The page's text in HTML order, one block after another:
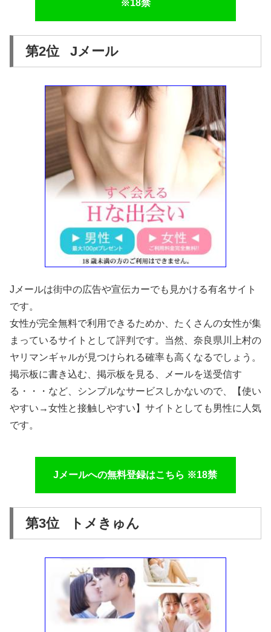
※18禁
第2位 Jメール
Jメールは街中の広告や宣伝カーでも見かける有名サイト
です。
女性が完全無料で利用できるためか、たくさんの女性が集
まっているサイトとして評判です。当然、奈良県川上村の
ヤリマンギャルが見つけられる確率も高くなるでしょう。
掲示板に書き込む、掲示板を見る、メールを送受信す
る・・・など、シンプルなサービスしかないので、【使い
やすい→女性と接触しやすい】サイトとしても男性に人気
です。
Jメールへの無料登録はこちら ※18禁
第3位 トメきゅん